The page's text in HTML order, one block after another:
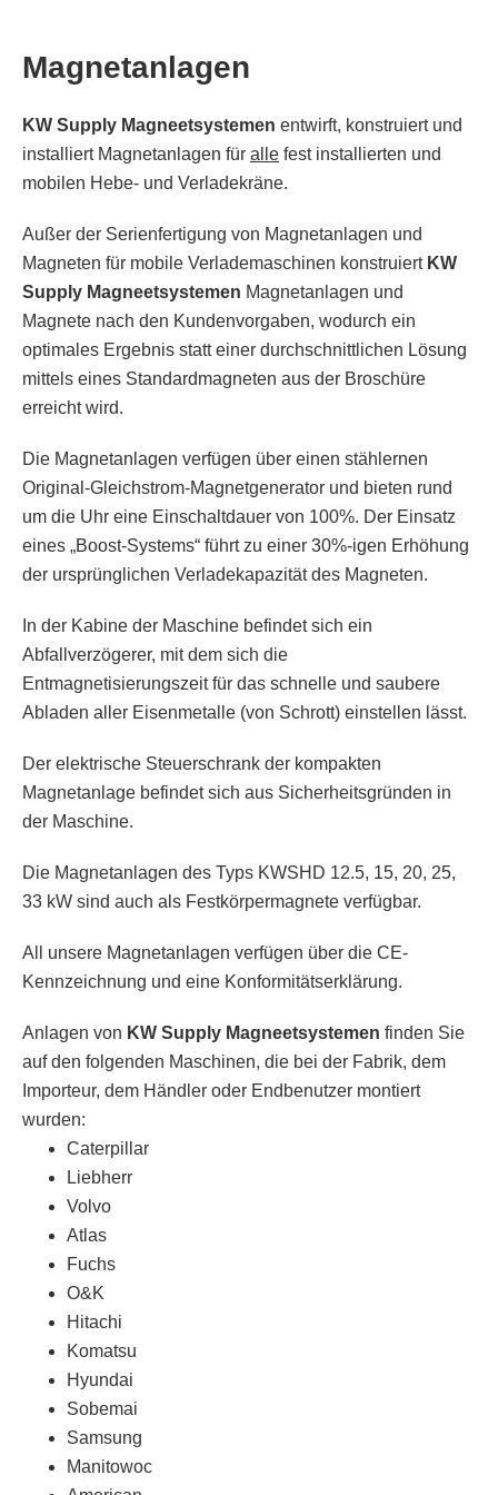
Magnetanlagen
KW Supply Magneetsystemen entwirft, konstruiert und
installiert Magnetanlagen für alle fest installierten und
mobilen Hebe- und Verladekräne.
Außer der Serienfertigung von Magnetanlagen und
Magneten für mobile Verlademaschinen konstruiert KW
Supply Magneetsystemen Magnetanlagen und
Magnete nach den Kundenvorgaben, wodurch ein
optimales Ergebnis statt einer durchschnittlichen Lösung
mittels eines Standardmagneten aus der Broschüre
erreicht wird.
Die Magnetanlagen verfügen über einen stählernen
Original-Gleichstrom-Magnetgenerator und bieten rund
um die Uhr eine Einschaltdauer von 100%. Der Einsatz
eines „Boost-Systems“ führt zu einer 30%-igen Erhöhung
der ursprünglichen Verladekapazität des Magneten.
In der Kabine der Maschine befindet sich ein
Abfallverzögerer, mit dem sich die
Entmagnetisierungszeit für das schnelle und saubere
Abladen aller Eisenmetalle (von Schrott) einstellen lässt.
Der elektrische Steuerschrank der kompakten
Magnetanlage befindet sich aus Sicherheitsgründen in
der Maschine.
Die Magnetanlagen des Typs KWSHD 12.5, 15, 20, 25,
33 kW sind auch als Festkörpermagnete verfügbar.
All unsere Magnetanlagen verfügen über die CE-
Kennzeichnung und eine Konformitätserklärung.
Anlagen von KW Supply Magneetsystemen finden Sie
auf den folgenden Maschinen, die bei der Fabrik, dem
Importeur, dem Händler oder Endbenutzer montiert
wurden:
Caterpillar
Liebherr
Volvo
Atlas
Fuchs
O&K
Hitachi
Komatsu
Hyundai
Sobemai
Samsung
Manitowoc